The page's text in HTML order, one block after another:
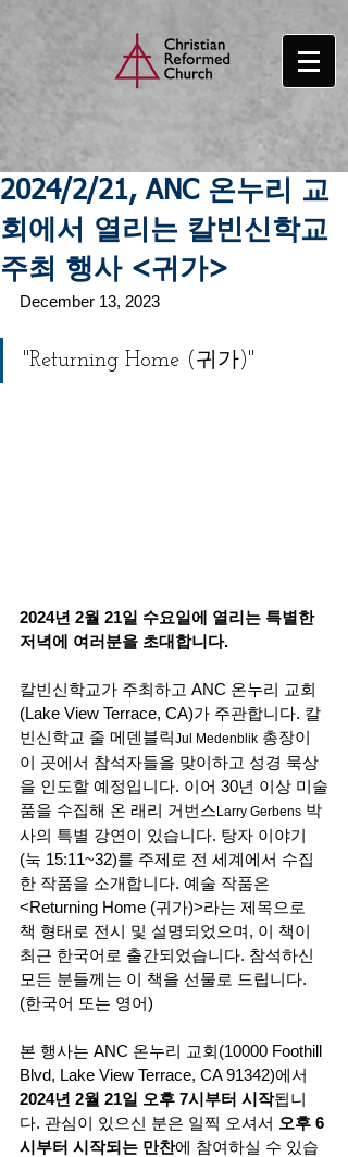
2024/2/21, ANC 온누리 교
회에서 열리는 칼빈신학교
주최 행사 <귀가>
December 13, 2023
"Returning Home (귀가)"
2024년 2월 21일 수요일에 열리는 특별한
저녁에 여러분을 초대합니다.
칼빈신학교가 주최하고 ANC 온누리 교회
(Lake View Terrace, CA)가 주관합니다. 칼
빈신학교 줄 메덴블릭Jul Medenblik 총장이
이 곳에서 참석자들을 맞이하고 성경 묵상
을 인도할 예정입니다. 이어 30년 이상 미술
품을 수집해 온 래리 거번스Larry Gerbens 박
사의 특별 강연이 있습니다. 탕자 이야기
(눅 15:11~32)를 주제로 전 세계에서 수집
한 작품을 소개합니다. 예술 작품은
<Returning Home (귀가)>라는 제목으로
책 형태로 전시 및 설명되었으며, 이 책이
최근 한국어로 출간되었습니다. 참석하신
모든 분들께는 이 책을 선물로 드립니다.
(한국어 또는 영어)
본 행사는 ANC 온누리 교회(10000 Foothill
Blvd, Lake View Terrace, CA 91342)에서
2024년 2월 21일 오후 7시부터 시작됩니
다. 관심이 있으신 분은 일찍 오셔서 오후 6
시부터 시작되는 만찬에 참여하실 수 있습